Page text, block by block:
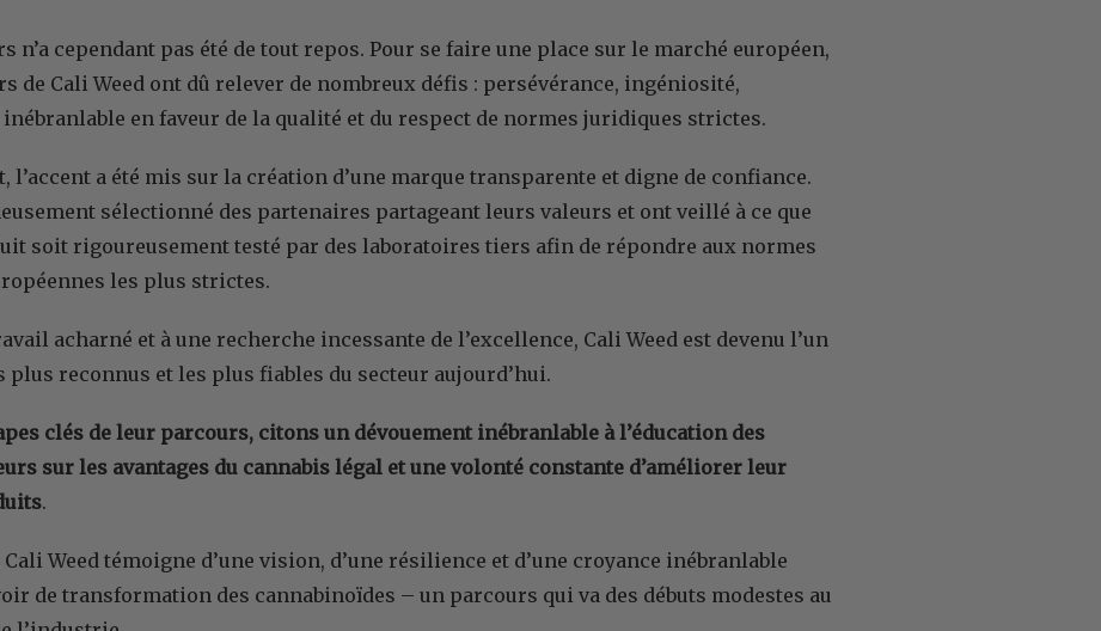
n’a cependant pas été de tout repos. Pour se faire une place sur le marché européen,
de Cali Weed ont dû relever de nombreux défis : persévérance, ingéniosité,
inébranlable en faveur de la qualité et du respect de normes juridiques strictes.
l’accent a été mis sur la création d’une marque transparente et digne de confiance.
sélectionné des partenaires partageant leurs valeurs et ont veillé à ce que
soit rigoureusement testé par des laboratoires tiers afin de répondre aux normes
les plus strictes.
acharné et à une recherche incessante de l’excellence, Cali Weed est devenu l’un
plus reconnus et les plus fiables du secteur aujourd’hui.
clés de leur parcours, citons un dévouement inébranlable à l’éducation des
sur les avantages du cannabis légal et une volonté constante d’améliorer leur
.
Cali Weed témoigne d’une vision, d’une résilience et d’une croyance inébranlable
de transformation des cannabinoïdes – un parcours qui va des débuts modestes au